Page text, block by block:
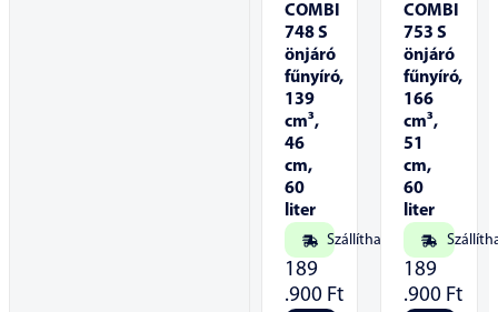
COMBI
748 S
önjáró
fűnyíró,
139
cm³,
46
cm,
60
liter
Szállítható
189
.900 Ft
COMBI
753 S
önjáró
fűnyíró,
166
cm³,
51
cm,
60
liter
189
.900 Ft